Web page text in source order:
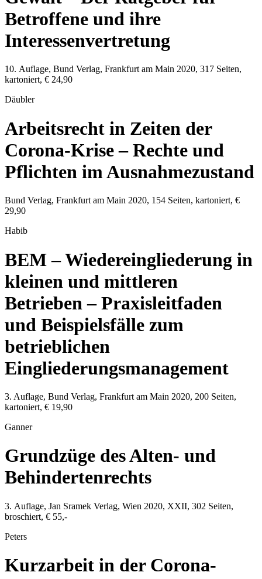
Betroffene und ihre
Interessenvertretung
10. Auflage, Bund Verlag, Frankfurt am Main 2020, 317 Seiten,
kartoniert, € 24,90
Däubler
Arbeitsrecht in Zeiten der
Corona-Krise – Rechte und
Pflichten im Ausnahmezustand
Bund Verlag, Frankfurt am Main 2020, 154 Seiten, kartoniert, €
29,90
Habib
BEM – Wiedereingliederung in
kleinen und mittleren
Betrieben – Praxisleitfaden
und Beispielsfälle zum
betrieblichen
Eingliederungsmanagement
3. Auflage, Bund Verlag, Frankfurt am Main 2020, 200 Seiten,
kartoniert, € 19,90
Ganner
Grundzüge des Alten- und
Behindertenrechts
3. Auflage, Jan Sramek Verlag, Wien 2020, XXII, 302 Seiten,
broschiert, € 55,-
Peters
Kurzarbeit in der Corona-